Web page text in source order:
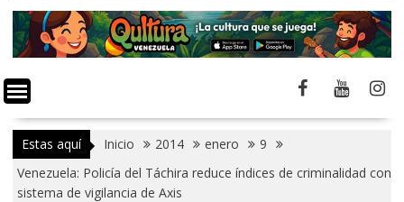
Estas aquí Inicio 2014 enero
9
Venezuela: Policía del Táchira reduce índices de criminalidad con
sistema de vigilancia de Axis